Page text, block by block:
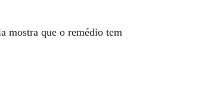
mostra que o remédio tem